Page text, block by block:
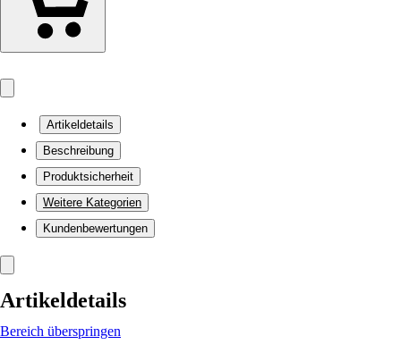
Artikeldetails
Beschreibung
Produktsicherheit
Weitere Kategorien
Kundenbewertungen
Artikeldetails
Bereich überspringen